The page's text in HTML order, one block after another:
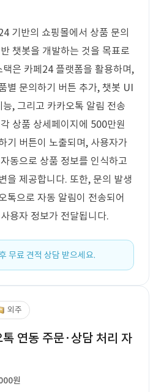
기반의 쇼핑몰에서 상품 문의
챗봇을 개발하는 것을 목표로
은 카페24 플랫폼을 활용하며,
별 문의하기 버튼 추가, 챗봇 UI
, 그리고 카카오톡 알림 전송
상품 상세페이지에 500만원
기 버튼이 노출되며, 사용자가
동으로 상품 정보를 인식하고
을 제공합니다. 또한, 문의 발생
톡으로 자동 알림이 전송되어
용자 정보가 전달됩니다.
무료 견적 상담 받으세요.
외주
연동 주문·상담 처리 자
원